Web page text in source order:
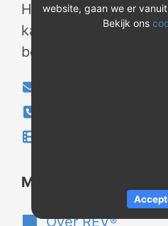
Heeft u vragen?
kantooruren contact
bekijk onze
Meer over REV
Over REV®
website, gaan we er
Bekijk ons